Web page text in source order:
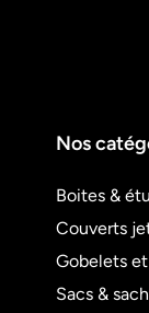
Nos
Boites &
Couverts
Gobelets
Sacs &